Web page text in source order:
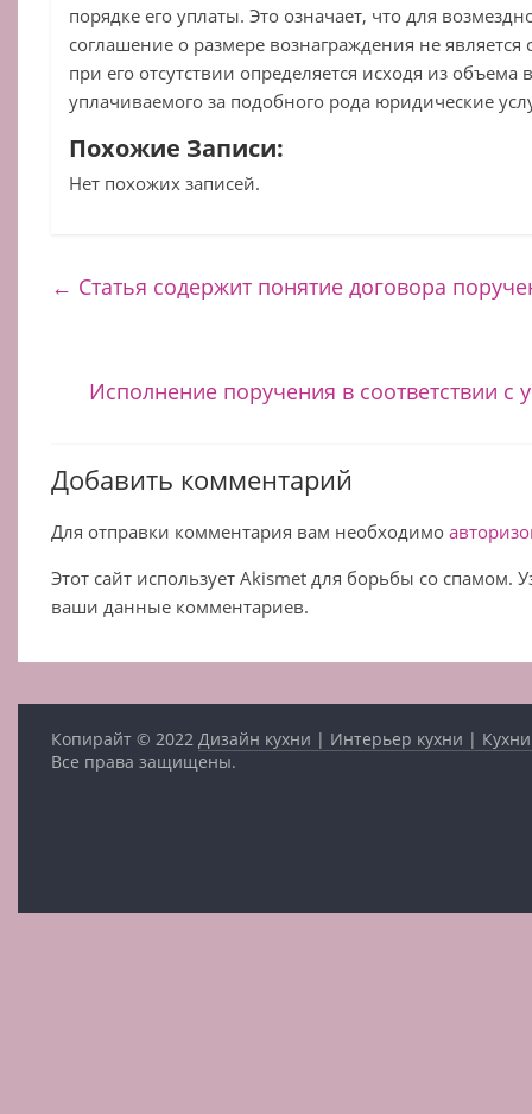
порядке его уплаты. Это означает, что для
соглашение о размере вознаграждения не
при его отсутствии определяется исходя из
уплачиваемого за подобного рода юридические
Похожие Записи:
Нет похожих записей.
← Статья содержит понятие договора
Исполнение поручения в соответствии с
Добавить комментарий
Для отправки комментария вам необходимо
Этот сайт использует Akismet для борьбы со спамом.
ваши данные комментариев.
Копирайт © 2022Дизайн кухни | Интерьер кухни |
Все права защищены.